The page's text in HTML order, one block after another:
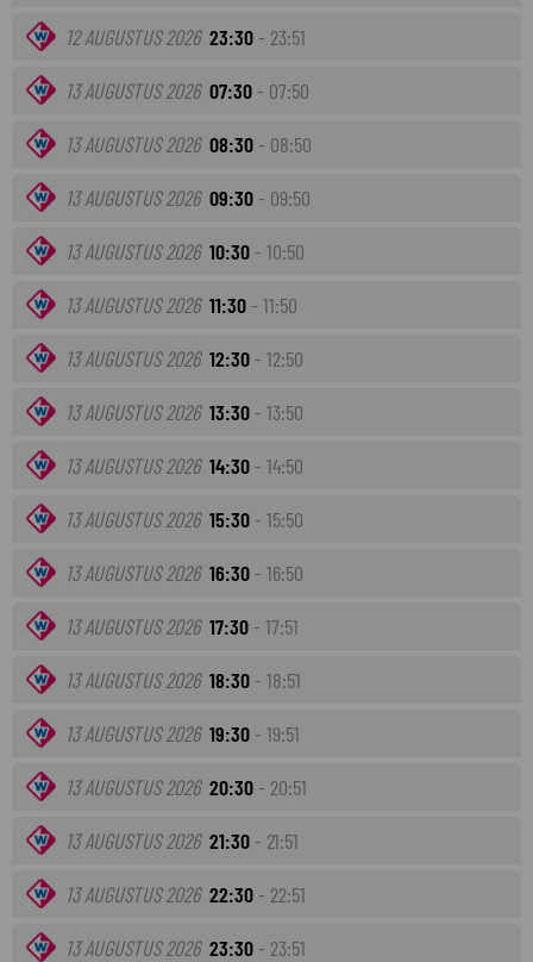
12 AUGUSTUS 2026 23:30 - 23:51
13 AUGUSTUS 2026 07:30 - 07:50
13 AUGUSTUS 2026 08:30 - 08:50
13 AUGUSTUS 2026 09:30 - 09:50
13 AUGUSTUS 2026 10:30 - 10:50
13 AUGUSTUS 2026 11:30 - 11:50
13 AUGUSTUS 2026 12:30 - 12:50
13 AUGUSTUS 2026 13:30 - 13:50
13 AUGUSTUS 2026 14:30 - 14:50
13 AUGUSTUS 2026 15:30 - 15:50
13 AUGUSTUS 2026 16:30 - 16:50
13 AUGUSTUS 2026 17:30 - 17:51
13 AUGUSTUS 2026 18:30 - 18:51
13 AUGUSTUS 2026 19:30 - 19:51
13 AUGUSTUS 2026 20:30 - 20:51
13 AUGUSTUS 2026 21:30 - 21:51
13 AUGUSTUS 2026 22:30 - 22:51
13 AUGUSTUS 2026 23:30 - 23:51